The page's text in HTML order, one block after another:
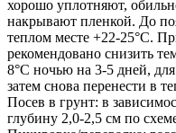
хорошо уплотняют,
накрывают пленкой. До
теплом месте +22-25°С.
рекомендовано снизить
8°С ночью на 3-5 дней,
затем снова перенести в
Посев в грунт: в
глубину 2,0-2,5 см по